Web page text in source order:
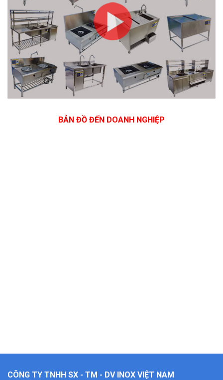
BẢN ĐỒ ĐẾN DOANH NGHIỆP
CÔNG TY TNHH SX - TM - DV INOX VIỆT NAM